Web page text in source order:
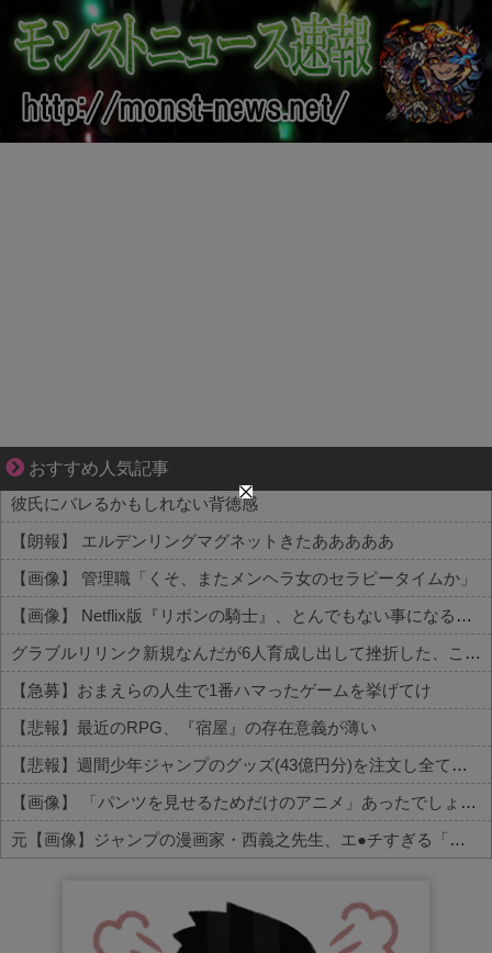
おすすめ人気記事
不器用な二人が辿り着いた、切なく温かい恋物語
彼氏にバレるかもしれない背徳感
【朗報】 エルデンリングマグネットきたあああああ
【画像】 管理職「くそ、またメンヘラ女のセラピータイムか」
【画像】 Netflix版『リボンの騎士』、とんでもない事になるｗｗｗｗｗ
グラブルリリンク新規なんだが6人育成し出して挫折した、これ全キャラ育成するのにどんだけかかるの？
【急募】おまえらの人生で1番ハマったゲームを挙げてけ
【悲報】最近のRPG、『宿屋』の存在意義が薄い
【悲報】週間少年ジャンプのグッズ(43億円分)を注文し全てキャンセルした女逮捕ｗｗｗｗｗｗｗｗ
【画像】 「パンツを見せるためだけのアニメ」あったでしょｗｗｗｗｗ
元【画像】ジャンプの漫画家・西義之先生、エ●チすぎる「八尺様」の新作エ□漫画を描く